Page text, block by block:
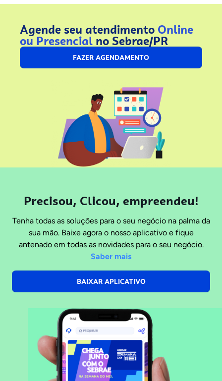
Agende seu atendimento Online
ou Presencial no Sebrae/PR
FAZER AGENDAMENTO
Precisou, Clicou, empreendeu!
Tenha todas as soluções para o seu negócio na palma da
sua mão. Baixe agora o nosso aplicativo e fique
antenado em todas as novidades para o seu negócio.
Saber mais
BAIXAR APLICATIVO